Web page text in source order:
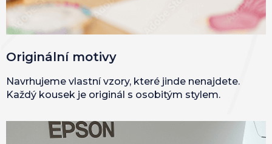
Originální motivy
Navrhujeme vlastní vzory, které jinde nenajdete.
Každý kousek je originál s osobitým stylem.